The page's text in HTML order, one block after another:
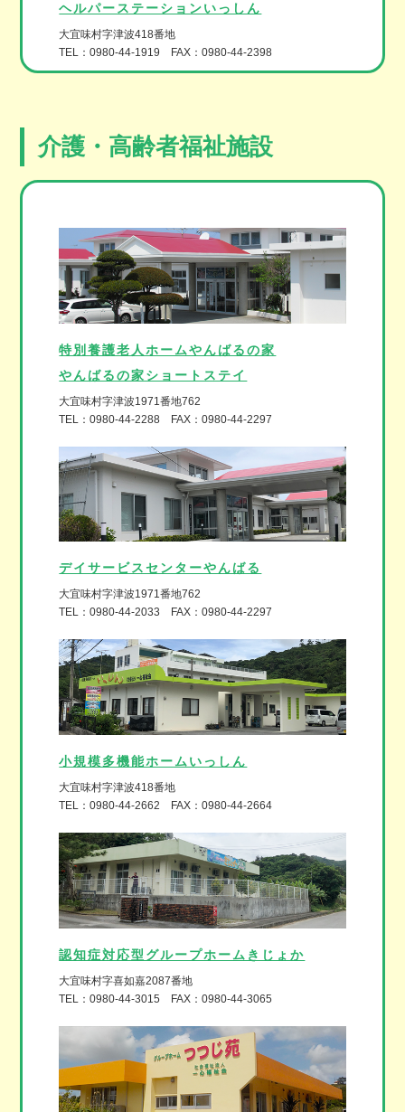
ヘルパーステーションいっしん
大宜味村字津波418番地
TEL：0980-44-1919 FAX：0980-44-2398
介護・高齢者福祉施設
特別養護老人ホームやんばるの家
やんばるの家ショートステイ
大宜味村字津波1971番地762
TEL：0980-44-2288 FAX：0980-44-2297
デイサービスセンターやんばる
大宜味村字津波1971番地762
TEL：0980-44-2033 FAX：0980-44-2297
小規模多機能ホームいっしん
大宜味村字津波418番地
TEL：0980-44-2662 FAX：0980-44-2664
認知症対応型グループホームきじょか
大宜味村字喜如嘉2087番地
TEL：0980-44-3015 FAX：0980-44-3065